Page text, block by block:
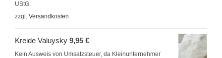
7,95 €.
UStG.
zzgl. Versandkosten
Kreide Valuysky 9,95 €
Kein Ausweis von Umsatzsteuer, da Kleinunternehmer